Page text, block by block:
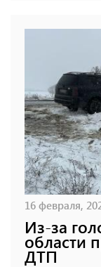
16 февраля,
Из-за
области
ДТП